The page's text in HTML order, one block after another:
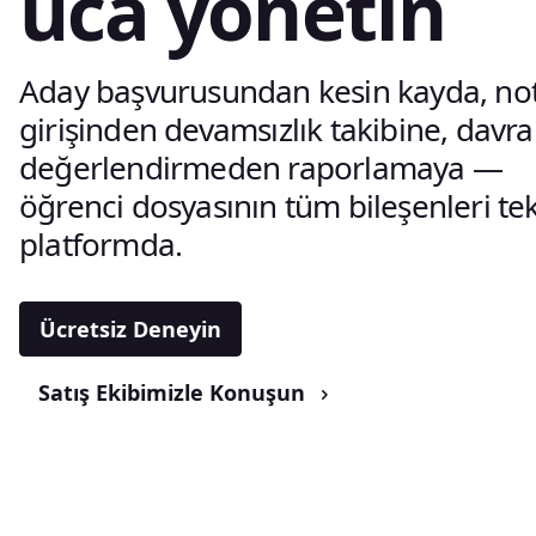
Aday başvurusundan kesin kayda,
girişinden devamsızlık takibine,
değerlendirmeden raporlamaya —
öğrenci dosyasının tüm bileşenleri
platformda.
Ücretsiz Deneyin
Satış Ekibimizle Konuşun